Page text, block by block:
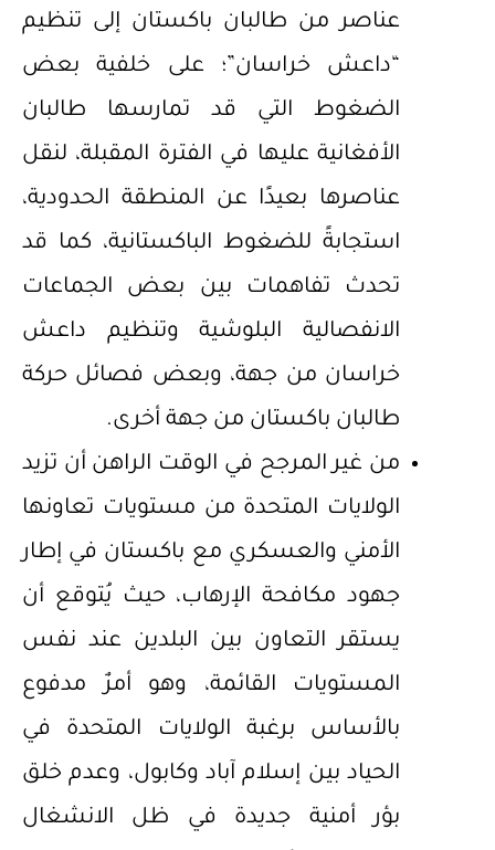
عناصر من طالبان باكستان إلى تنظيم
“داعش خراسان”؛ على خلفية بعض
الضغوط التي قد تمارسها طالبان
الأفغانية عليها في الفترة المقبلة، لنقل
عناصرها بعيدًا عن المنطقة الحدودية،
استجابةً للضغوط الباكستانية، كما قد
تحدث تفاهمات بين بعض الجماعات
الانفصالية البلوشية وتنظيم داعش
خراسان من جهة، وبعض فصائل حركة
طالبان باكستان من جهة أخرى.
من غير المرجح في الوقت الراهن أن تزيد
الولايات المتحدة من مستويات تعاونها
الأمني والعسكري مع باكستان في إطار
جهود مكافحة الإرهاب، حيث يُتوقع أن
يستقر التعاون بين البلدين عند نفس
المستويات القائمة، وهو أمرٌ مدفوع
بالأساس برغبة الولايات المتحدة في
الحياد بين إسلام آباد وكابول، وعدم خلق
بؤر أمنية جديدة في ظل الانشغال